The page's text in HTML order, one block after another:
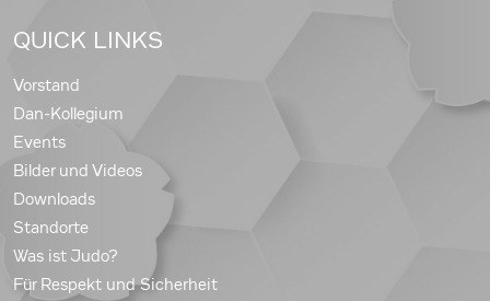
QUICK LINKS
Vorstand
Dan-Kollegium
Events
Bilder und Videos
Downloads
Standorte
Was ist Judo?
Für Respekt und Sicherheit